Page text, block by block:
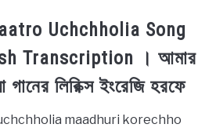
Uchchholia Song
Transcription । আমার
গানের লিরিক্স ইংরেজি হরফে
maadhuri korechho